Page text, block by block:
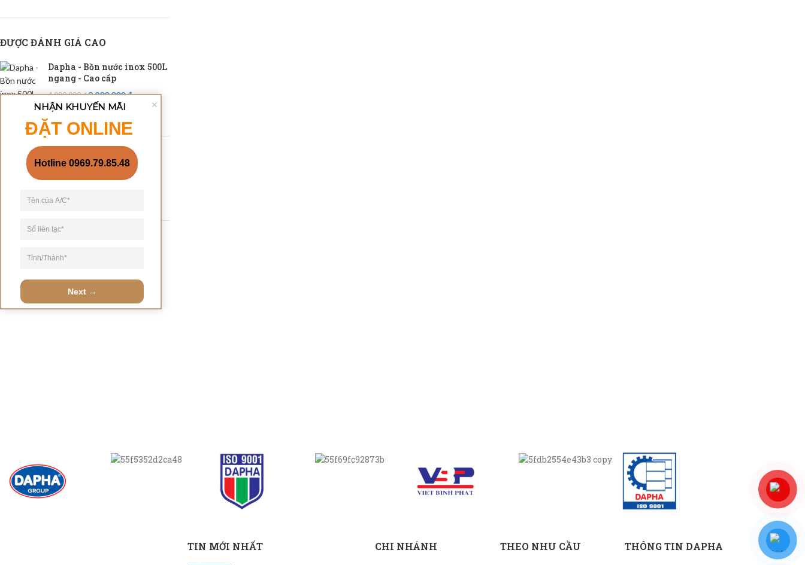
ĐƯỢC ĐÁNH GIÁ CAO
Dapha - Bồn nước inox 500L
ngang - Cao cấp
4,000,000₫ 3,800,000₫
Bồn nước inox 4000L
ngang- Alpha
19,740,000₫ 18,753,000
Bồn cầu liền khối bằng sứ
7,260,000
TIN MỚI NHẤT CHI NHÁNH THEO NHU CẦU THÔNG TIN DAPHA
Next →
NHẬN KHUYẾN MÃI
ĐẶT ONLINE
Hotline 0969.79.85.48